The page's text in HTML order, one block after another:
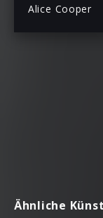
Alice Cooper
Ähnliche